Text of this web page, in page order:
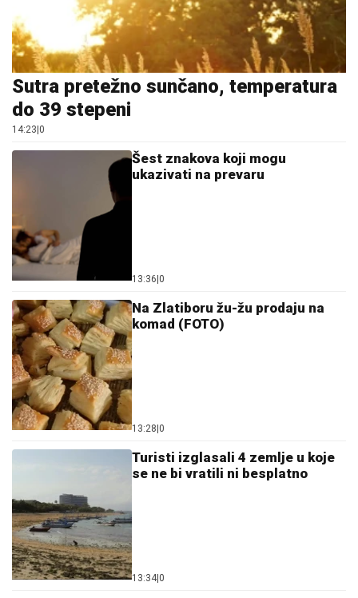
Sutra pretežno sunčano, temperatura
do 39 stepeni
14:23 0
Šest znakova koji mogu
ukazivati na prevaru
13:36 0
Na Zlatiboru žu-žu prodaju na
komad (FOTO)
13:28 0
Turisti izglasali 4 zemlje u koje
se ne bi vratili ni besplatno
13:34 0